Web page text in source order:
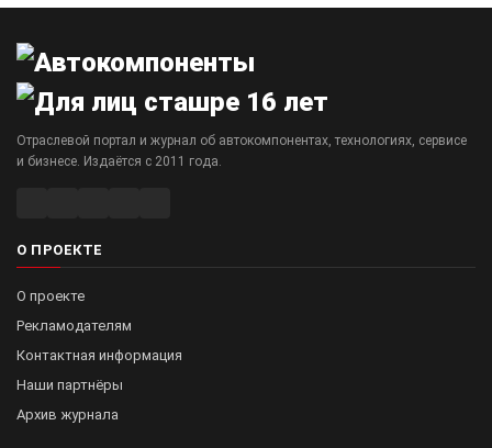
Отраслевой портал и журнал об автокомпонентах, технологиях, сервисе
и бизнесе. Издаётся с 2011 года.
О ПРОЕКТЕ
О проекте
Рекламодателям
Контактная информация
Наши партнёры
Архив журнала